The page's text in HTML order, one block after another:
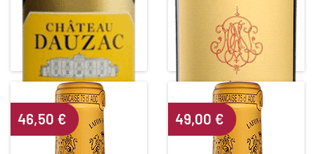
CHÂTEAU DAUZAC
5ième Grand Cru Classé
Red • 2017
MARGAUX
Alcohol content : 13,5°
CHÂTEAU PHELAN SEGUR
Red • 2017
SAINT-ESTEPHE
Alcohol content : 13°
46,50 € 49,00 €